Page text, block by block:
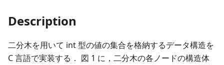
Description
二分木を用いて int 型の値の集合を格納するデータ構造を
C 言語で実装する． 図 1 に，二分木の各ノードの構造体